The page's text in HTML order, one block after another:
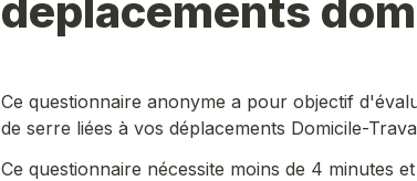
déplacements
Ce questionnaire anonyme a pour objectif
de serre liées à vos déplacements Domicile-
Ce questionnaire nécessite moins de 4 minutes